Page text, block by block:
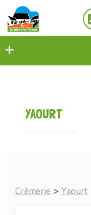
YAOURT
Crèmerie > Yaourt